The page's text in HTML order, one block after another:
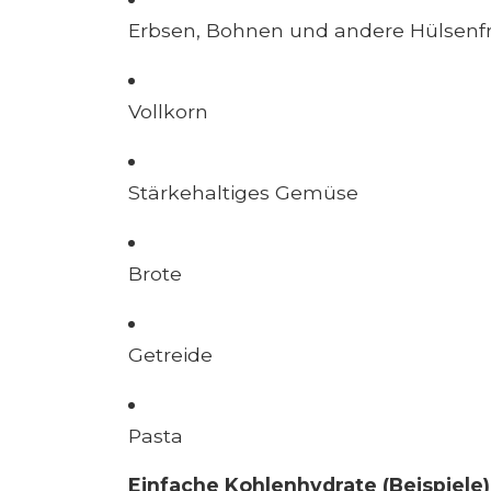
Erbsen, Bohnen und andere
Vollkorn
Stärkehaltiges Gemüse
Brote
Getreide
Pasta
Einfache Kohlenhydrate (Beispiele)